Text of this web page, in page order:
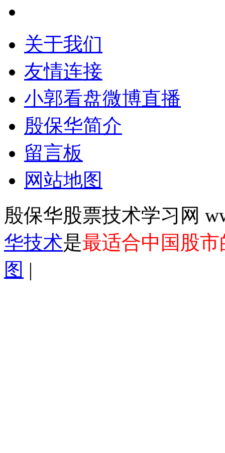
关于我们
友情连接
小郭看盘微博直播
殷保华简介
留言板
网站地图
殷保华股票技术学习网
华技术是最适合中国股
图 |